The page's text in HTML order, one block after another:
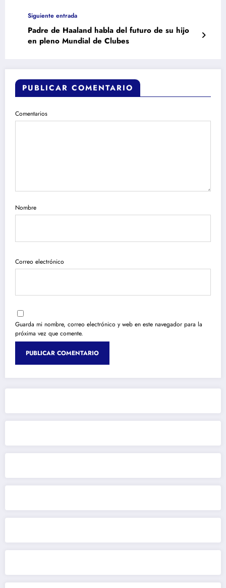
Siguiente entrada
Padre de Haaland habla del futuro de su hijo
en pleno Mundial de Clubes
PUBLICAR COMENTARIO
Comentarios
Nombre
Correo electrónico
Guarda mi nombre, correo electrónico y web en este navegador para la
próxima vez que comente.